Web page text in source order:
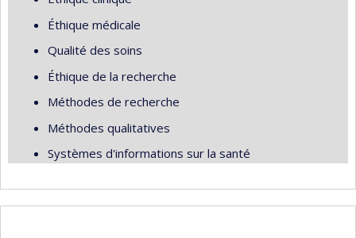
Éthique médicale
Qualité des soins
Éthique de la recherche
Méthodes de recherche
Méthodes qualitatives
Systèmes d'informations sur la santé